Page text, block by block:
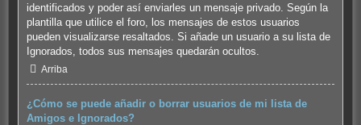
identificados y poder así enviarles un mensaje privado. Según la
plantilla que utilice el foro, los mensajes de estos usuarios
pueden visualizarse resaltados. Si añade un usuario a su lista de
Ignorados, todos sus mensajes quedarán ocultos.
Arriba
¿Cómo se puede añadir o borrar usuarios de mi lista de
Amigos e Ignorados?